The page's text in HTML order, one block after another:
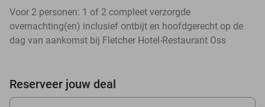
Voor 2 personen: 1 of 2 compleet verzorgde
overnachting(en) inclusief ontbijt en hoofdgerecht op de
dag van aankomst bij Fletcher Hotel-Restaurant Oss
Reserveer jouw deal